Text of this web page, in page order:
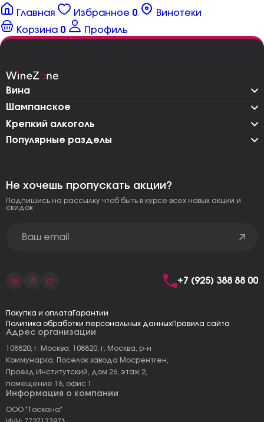
Главная Избранное 0
Винотеки
Корзина 0 Профиль
Вина
Шампанское
Крепкий алкоголь
Популярные разделы
Адрес организации
108820, г. Москва, 108820, г. Москва, р-н
Коммунарка, Поселок завода Мосрентген,
Проезд Институтский, дом 26, этаж 2,
помещение 16, офис 1
Информация о компании
ООО "Тоскана"
Не хочешь пропускать акции?
Подпишись на рассылку чтоб быть в курсе всех новых акций и
скидок
+7 (925) 388 88 00
Покупка и оплата Гарантии
Политика обработки персональных данныхПравила сайта